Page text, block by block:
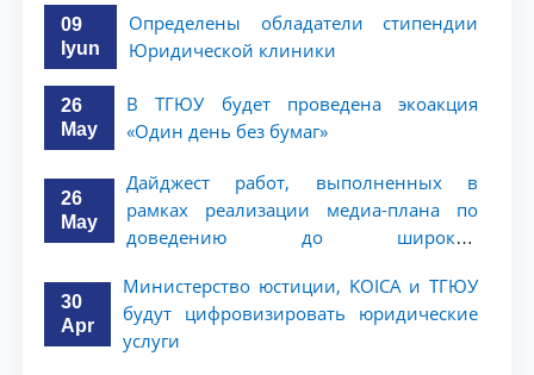
09
Iyun
Определены обладатели стипендии
Юридической клиники
26
May
В ТГЮУ будет проведена экоакция
«Один день без бумаг»
26
May
Дайджест работ, выполненных в
рамках реализации медиа-плана по
доведению до широкой
задач, определённых в Послании
Президента Республики Узбекистан
Шавкат Мирзиёев Олий Мажлису и
30
Apr
Министерство юстиции, KOICA и ТГЮУ
будут цифровизировать юридические
услуги